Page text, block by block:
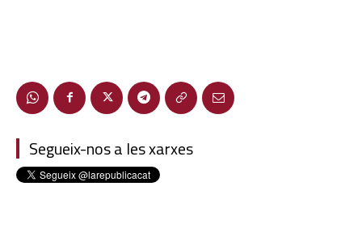
Segueix-nos a les xarxes